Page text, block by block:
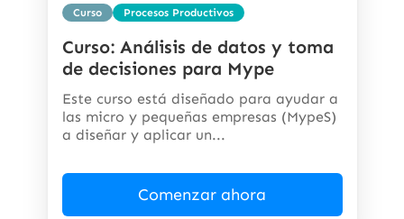
Curso Procesos Productivos
Curso: Análisis de datos y toma
de decisiones para Mype
Este curso está diseñado para ayudar a
las micro y pequeñas empresas (MypeS)
a diseñar y aplicar un...
Comenzar ahora